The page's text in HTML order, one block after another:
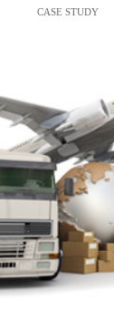
CASE STUDY